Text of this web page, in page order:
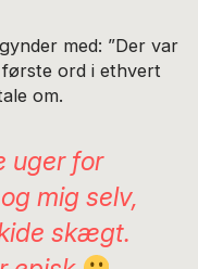
med: ”Der var
ord i ethvert
om.
uger for
mig selv,
skægt.